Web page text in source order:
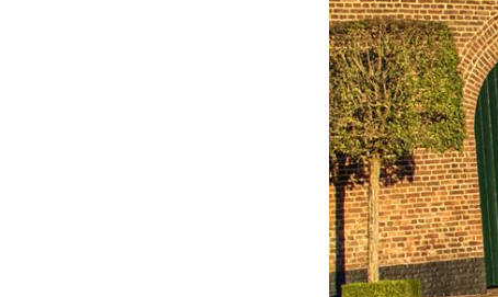
op het Tom
openingstijden!
Kijk voor meer
meer info over